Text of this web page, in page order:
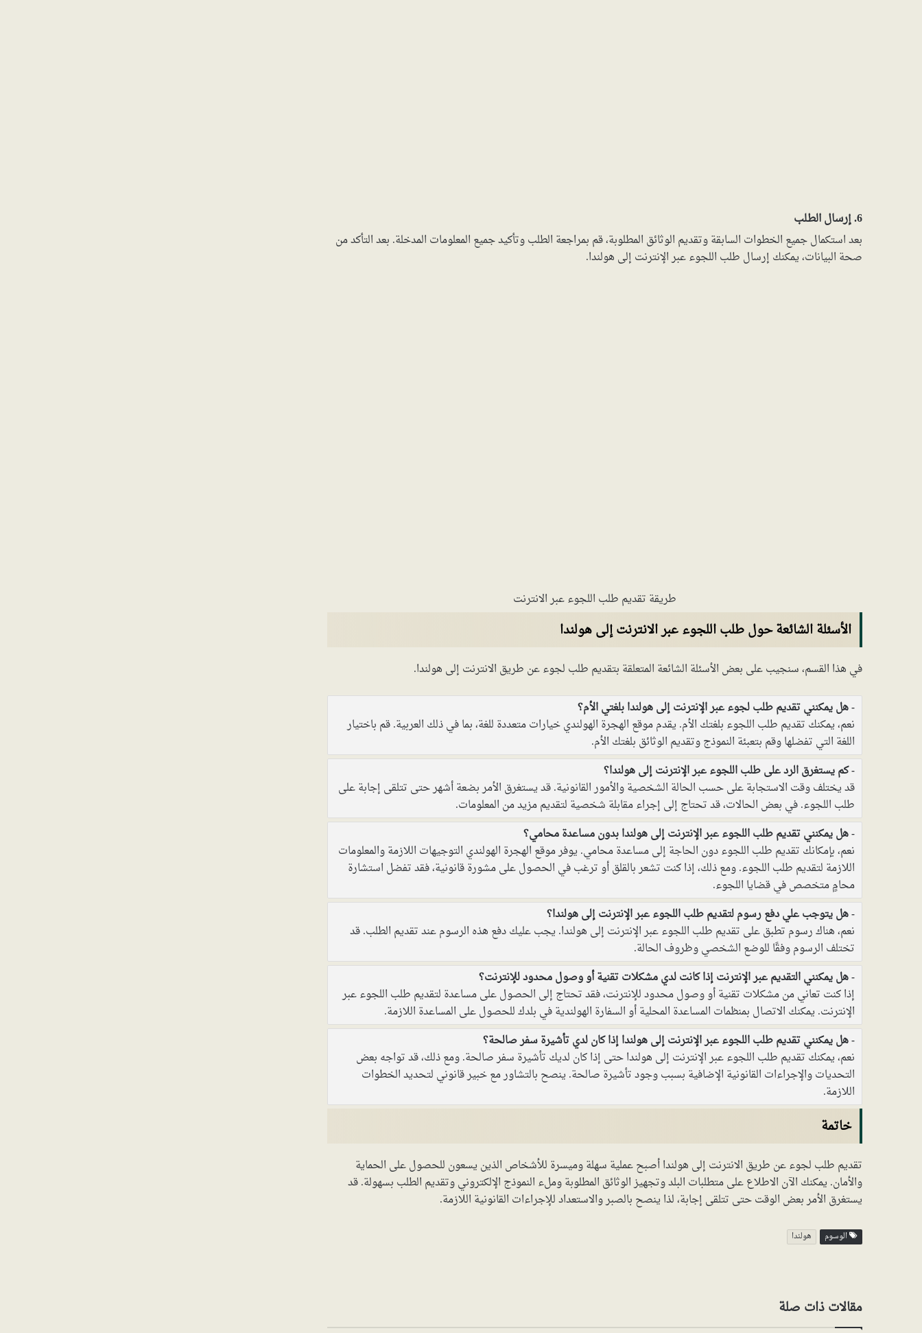
6. إرسال الطلب
بعد استكمال جميع الخطوات السابقة وتقديم الوثائق المطلوبة، قم بمراجعة الطلب وتأكيد جميع المعلومات المدخلة. بعد التأكد من
صحة البيانات، يمكنك إرسال طلب اللجوء عبر الإنترنت إلى هولندا.
طريقة تقديم طلب اللجوء عبر الانترنت
الأسئلة الشائعة حول طلب اللجوء عبر الانترنت إلى هولندا
في هذا القسم، سنجيب على بعض الأسئلة الشائعة المتعلقة بتقديم طلب لجوء عن طريق الانترنت إلى هولندا.
هل يمكنني تقديم طلب لجوء عبر الإنترنت إلى هولندا بلغتي الأم؟
نعم، يمكنك تقديم طلب اللجوء بلغتك الأم. يقدم موقع الهجرة الهولندي خيارات متعددة للغة، بما في ذلك العربية. قم باختيار
اللغة التي تفضلها وقم بتعبئة النموذج وتقديم الوثائق بلغتك الأم.
كم يستغرق الرد على طلب اللجوء عبر الإنترنت إلى هولندا؟
قد يختلف وقت الاستجابة على حسب الحالة الشخصية والأمور القانونية. قد يستغرق الأمر بضعة أشهر حتى تتلقى إجابة على
طلب اللجوء. في بعض الحالات، قد تحتاج إلى إجراء مقابلة شخصية لتقديم مزيد من المعلومات.
هل يمكنني تقديم طلب اللجوء عبر الإنترنت إلى هولندا بدون مساعدة محامي؟
نعم، بإمكانك تقديم طلب اللجوء دون الحاجة إلى مساعدة محامي. يوفر موقع الهجرة الهولندي التوجيهات اللازمة والمعلومات
اللازمة لتقديم طلب اللجوء. ومع ذلك، إذا كنت تشعر بالقلق أو ترغب في الحصول على مشورة قانونية، فقد تفضل استشارة
محامٍ متخصص في قضايا اللجوء.
هل يتوجب علي دفع رسوم لتقديم طلب اللجوء عبر الإنترنت إلى هولندا؟
نعم، هناك رسوم تطبق على تقديم طلب اللجوء عبر الإنترنت إلى هولندا. يجب عليك دفع هذه الرسوم عند تقديم الطلب. قد
تختلف الرسوم وفقًا للوضع الشخصي وظروف الحالة.
هل يمكنني التقديم عبر الإنترنت إذا كانت لدي مشكلات تقنية أو وصول محدود للإنترنت؟
إذا كنت تعاني من مشكلات تقنية أو وصول محدود للإنترنت، فقد تحتاج إلى الحصول على مساعدة لتقديم طلب اللجوء عبر
الإنترنت. يمكنك الاتصال بمنظمات المساعدة المحلية أو السفارة الهولندية في بلدك للحصول على المساعدة اللازمة.
هل يمكنني تقديم طلب اللجوء عبر الإنترنت إلى هولندا إذا كان لدي تأشيرة سفر صالحة؟
نعم، يمكنك تقديم طلب اللجوء عبر الإنترنت إلى هولندا حتى إذا كان لديك تأشيرة سفر صالحة. ومع ذلك، قد تواجه بعض
التحديات والإجراءات القانونية الإضافية بسبب وجود تأشيرة صالحة. ينصح بالتشاور مع خبير قانوني لتحديد الخطوات
اللازمة.
خاتمة
تقديم طلب لجوء عن طريق الانترنت إلى هولندا أصبح عملية سهلة وميسرة للأشخاص الذين يسعون للحصول على الحماية
والأمان. يمكنك الآن الاطلاع على متطلبات البلد وتجهيز الوثائق المطلوبة وملء النموذج الإلكتروني وتقديم الطلب بسهولة. قد
يستغرق الأمر بعض الوقت حتى تتلقى إجابة، لذا ينصح بالصبر والاستعداد للإجراءات القانونية اللازمة.
الوسوم هولندا
مقالات ذات صلة